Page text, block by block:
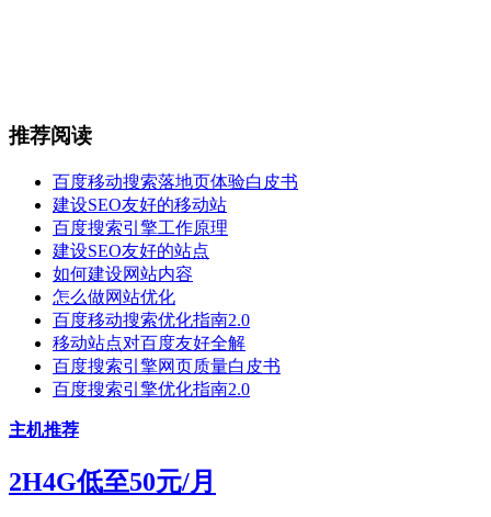
推荐阅读
百度移动搜索落地页体验白皮书
建设SEO友好的移动站
百度搜索引擎工作原理
建设SEO友好的站点
如何建设网站内容
怎么做网站优化
百度移动搜索优化指南2.0
移动站点对百度友好全解
百度搜索引擎网页质量白皮书
百度搜索引擎优化指南2.0
主机推荐
2H4G低至50元/月